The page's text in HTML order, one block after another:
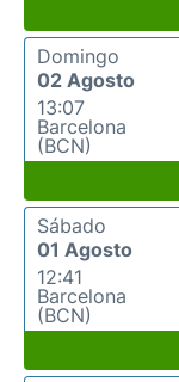
Domingo
02 Agosto
13:07
Barcelona
(BCN)
Sábado
01 Agosto
12:41
Barcelona
(BCN)